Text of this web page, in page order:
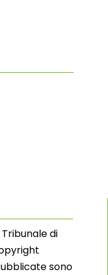
di
sono